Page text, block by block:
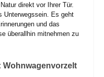
direkt vor Ihrer Tür.
Unterwegssein. Es geht
und das
überallhin mitnehmen zu
Wohnwagenvorzelt